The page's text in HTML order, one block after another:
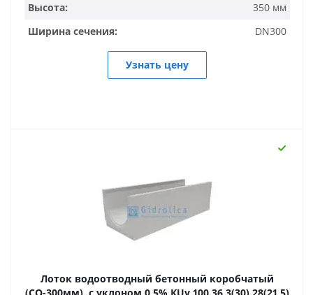
Высота:
350 мм
Ширина сечения:
DN300
Узнать цену
Лоток водоотводный бетонный коробчатый